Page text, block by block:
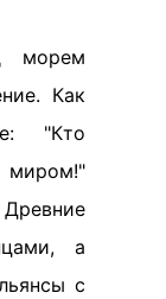
морем
Как
"Кто
миром!"
а
с